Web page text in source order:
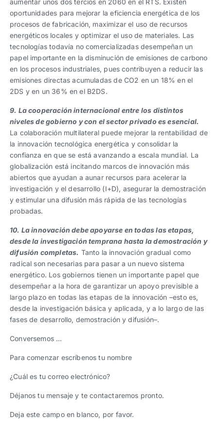
aumentar unos dos tercios en 2060 en el RTS. Existen
oportunidades para mejorar la eficiencia energética de los
procesos de fabricación, maximizar el uso de recursos
energéticos locales y optimizar el uso de materiales. Las
tecnologías todavía no comercializadas desempeñan un
papel importante en la disminución de emisiones de carbono
en los procesos industriales, pues contribuyen a reducir las
emisiones directas acumuladas de CO2 en un 18% en el
2DS y en un 36% en el B2DS.
9. La cooperación internacional entre los distintos
niveles de gobierno y con el sector privado es esencial.
La colaboración multilateral puede mejorar la rentabilidad de
la innovación tecnológica energética y consolidar la
confianza en que se está avanzando a escala mundial. La
globalización está incitando marcos de innovación más
abiertos que ayudan a aunar recursos para acelerar la
investigación y el desarrollo (I+D), asegurar la demostración
y estimular una difusión más rápida de las tecnologías
probadas.
10. La innovación debe apoyarse en todas las etapas,
desde la investigación temprana hasta la demostración y
difusión completas. Tanto la innovación gradual como
radical son necesarias para pasar a un nuevo sistema
energético. Los gobiernos tienen un importante papel que
desempeñar a la hora de garantizar un apoyo previsible a
largo plazo en todas las etapas de la innovación –esto es,
desde la investigación básica y aplicada, y a lo largo de las
fases de desarrollo, demostración y difusión–.
Conversemos …
Para comenzar escríbenos tu nombre
¿Cuál es tu correo electrónico?
Déjanos tu mensaje y te contactaremos pronto.
Deja este campo en blanco, por favor.